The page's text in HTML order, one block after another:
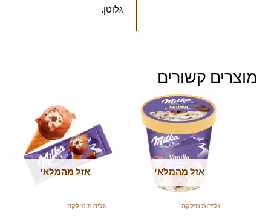
גלוטן.
מוצרים קשורים
אזל מהמלאי
גלידות מילקה
אזל מהמלאי
גלידות מילקה